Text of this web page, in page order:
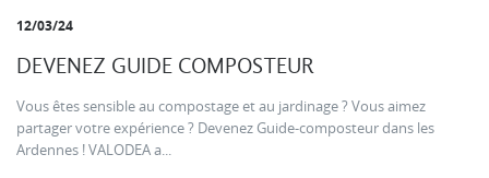
12/03/24
DEVENEZ GUIDE COMPOSTEUR
Vous êtes sensible au compostage et au jardinage ? Vous aimez
partager votre expérience ? Devenez Guide-composteur dans les
Ardennes ! VALODEA a...